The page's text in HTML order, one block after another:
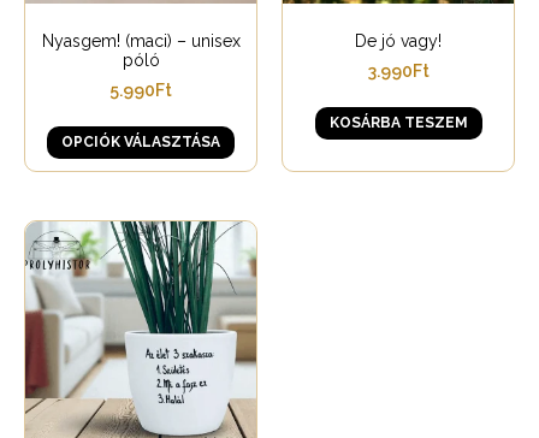
Nyasgem! (maci) – unisex
póló
5.990Ft
OPCIÓK VÁLASZTÁSA
De jó vagy!
3.990Ft
KOSÁRBA TESZEM